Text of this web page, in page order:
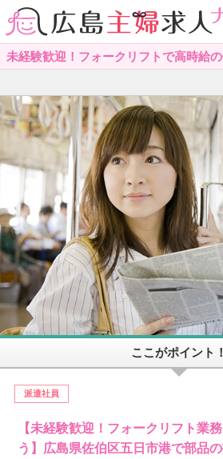
未経験歓迎！フォークリフトで高時給
ここがポイント！
派遣社員
【未経験歓迎！フォークリフト業
う】広島県佐伯区五日市港で部品